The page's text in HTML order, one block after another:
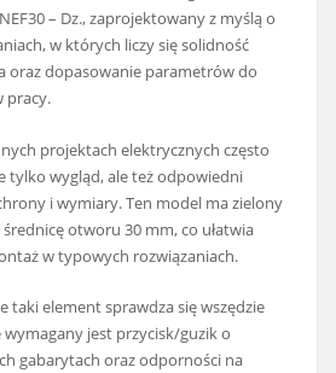
– Dz., zaprojektowany z myślą o
w których liczy się solidność
oraz dopasowanie parametrów do
pracy.
projektach elektrycznych często
tylko wygląd, ale też odpowiedni
i wymiary. Ten model ma zielony
otworu 30 mm, co ułatwia
w typowych rozwiązaniach.
taki element sprawdza się wszędzie
wymagany jest przycisk/guzik o
gabarytach oraz odporności na